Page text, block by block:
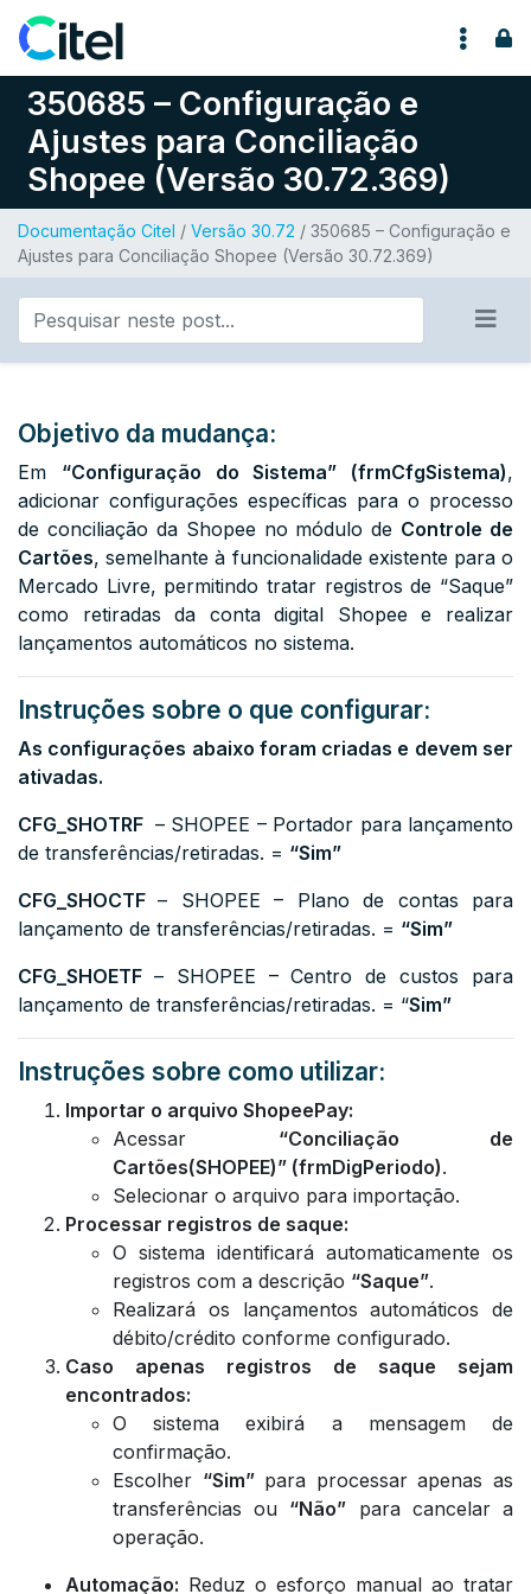
Pular para o conteúdo
350685 – Configuração e
Ajustes para Conciliação
Shopee (Versão 30.72.369)
Documentação Citel / Versão 30.72 / 350685 – Configuração e
Ajustes para Conciliação Shopee (Versão 30.72.369)
Objetivo da mudança:
Em “Configuração do Sistema” (frmCfgSistema),
adicionar configurações específicas para o processo
de conciliação da Shopee no módulo de Controle de
Cartões, semelhante à funcionalidade existente para o
Mercado Livre, permitindo tratar registros de “Saque”
como retiradas da conta digital Shopee e realizar
lançamentos automáticos no sistema.
Instruções sobre o que configurar:
As configurações abaixo foram criadas e devem ser
ativadas.
CFG_SHOTRF – SHOPEE – Portador para lançamento
de transferências/retiradas. = “Sim”
CFG_SHOCTF– SHOPEE – Plano de contas para
lançamento de transferências/retiradas. = “Sim”
CFG_SHOETF – SHOPEE – Centro de custos para
lançamento de transferências/retiradas. = “Sim”
Instruções sobre como utilizar:
Importar o arquivo ShopeePay:
Acessar “Conciliação de
Cartões(SHOPEE)” (frmDigPeriodo).
Selecionar o arquivo para importação.
Processar registros de saque:
O sistema identificará automaticamente os
registros com a descrição “Saque”.
Realizará os lançamentos automáticos de
débito/crédito conforme configurado.
Caso apenas registros de saque sejam
encontrados:
O sistema exibirá a mensagem de
confirmação.
Escolher “Sim”para processar apenas as
transferências ou “Não” para cancelar a
operação.
Automação: Reduz o esforço manual ao tratar